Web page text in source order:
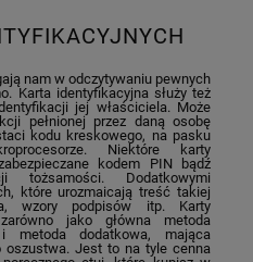
nam w odczytywaniu pewnych
Karta identyfikacyjna służy też
jej właściciela. Może
pełnionej przez daną osobę
kodu kreskowego, na pasku
Niektóre karty
kodem PIN bądź
tożsamości. Dodatkowymi
które urozmaicają treść takiej
wzory podpisów itp. Karty
jako główna metoda
metoda dodatkowa, mająca
oszustwa. Jest to na tyle cenna